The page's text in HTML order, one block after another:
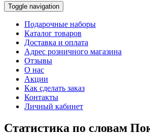
Toggle navigation
Подарочные наборы
Каталог товаров
Доставка и оплата
Адрес розничного магазина
Отзывы
О нас
Акции
Как сделать заказ
Контакты
Личный кабинет
Статистика по словам